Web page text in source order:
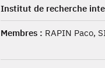
Institut de recherche
Membres : RAPIN Paco,